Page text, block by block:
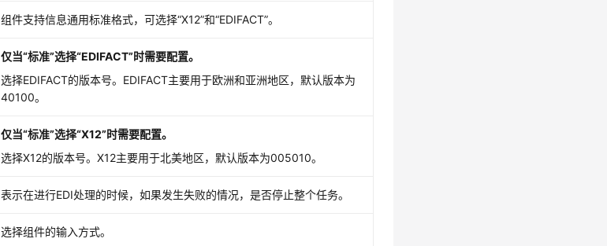
组件支持信息通用标准格式，可选择“X12”和“EDIFACT”。
仅当“标准”选择“EDIFACT”时需要配置。
选择EDIFACT的版本号。EDIFACT主要用于欧洲和亚洲地区，默认版本为
40100。
仅当“标准”选择“X12”时需要配置。
选择X12的版本号。X12主要用于北美地区，默认版本为005010。
表示在进行EDI处理的时候，如果发生失败的情况，是否停止整个任务。
选择组件的输入方式。